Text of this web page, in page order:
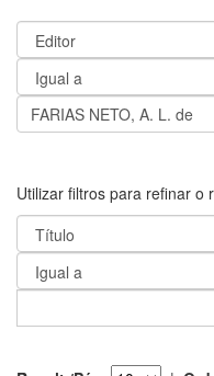
Utilizar filtros para refinar o